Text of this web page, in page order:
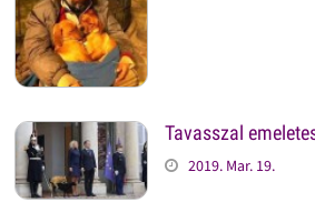
Tavasszal
2019. Mar. 19.